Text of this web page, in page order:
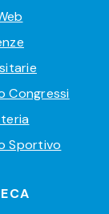
Congressi
Sportivo